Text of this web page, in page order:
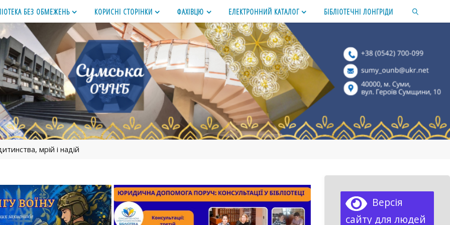
БЕЗ ОБМЕЖЕНЬ КОРИСНІ СТОРІНКИ ФАХІВЦЮ ЕЛЕКТРОННИЙ КАТАЛОГ БІБЛІОТЕЧНІ ЛОНГРІДИ
мрій і надій
Версія
сайту для людей